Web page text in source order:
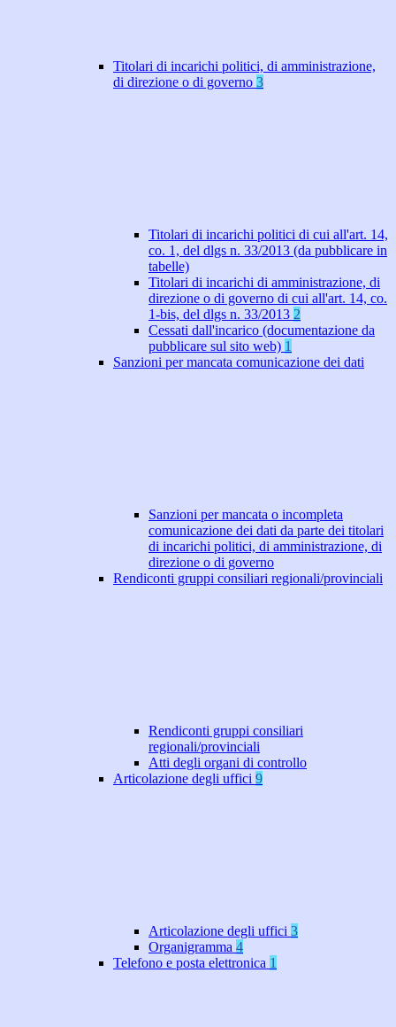
Titolari di incarichi politici, di amministrazione,
di direzione o di governo 3
Titolari di incarichi politici di cui all'art. 14,
co. 1, del dlgs n. 33/2013 (da pubblicare in
tabelle)
Titolari di incarichi di amministrazione, di
direzione o di governo di cui all'art. 14, co.
1-bis, del dlgs n. 33/2013 2
Cessati dall'incarico (documentazione da
pubblicare sul sito web) 1
Sanzioni per mancata comunicazione dei dati
Sanzioni per mancata o incompleta
comunicazione dei dati da parte dei titolari
di incarichi politici, di amministrazione, di
direzione o di governo
Rendiconti gruppi consiliari regionali/provinciali
Rendiconti gruppi consiliari
regionali/provinciali
Atti degli organi di controllo
Articolazione degli uffici 9
Articolazione degli uffici 3
Organigramma 4
Telefono e posta elettronica 1